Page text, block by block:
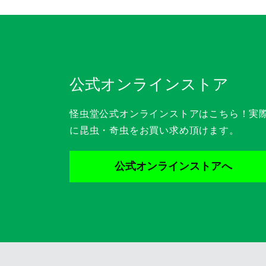
公式オンラインストア
怪虫堂公式オンラインストアはこちら！実
に昆虫・奇虫をお買い求め頂けます。
公式オンラインストアへ